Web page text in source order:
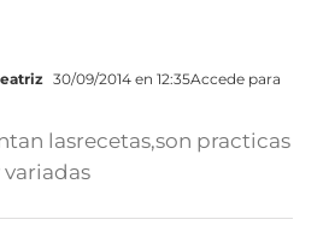
30/09/2014 en 12:35Accede para
lasrecetas,son practicas
variadas